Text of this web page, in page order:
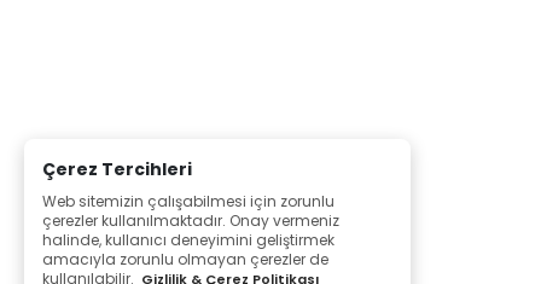
Çerez Tercihleri
Web sitemizin çalışabilmesi için zorunlu
çerezler kullanılmaktadır. Onay vermeniz
halinde, kullanıcı deneyimini geliştirmek
amacıyla zorunlu olmayan çerezler de
kullanılabilir. Gizlilik & Çerez Politikası